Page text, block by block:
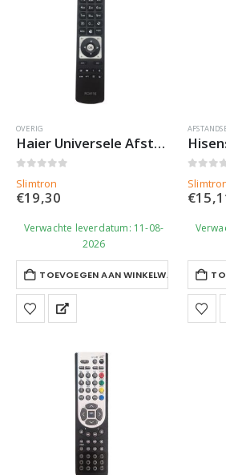
OVERIG
Haier Universele Afstandsbediening RC5118 – Slimtron Hit-V1
Slimtron
€19,30
Verwachte leverdatum: 11-08-
2026
TOEVOEGEN AAN WINKELWAGEN
€